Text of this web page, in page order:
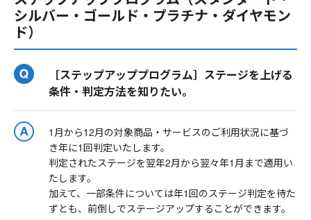
シルバー・ゴールド・プラチナ・ダイヤモン
ド）
［ステップアッププログラム］ステージを上げる
条件・判定方法を知りたい。
1月から12月の対象商品・サービスのご利用状況に基づ
き年に1回判定いたします。
判定されたステージを翌年2月から翌々年1月まで適用い
たします。
加えて、一部条件については年1回のステージ判定を待た
ずとも、前倒しでステージアップすることができます。